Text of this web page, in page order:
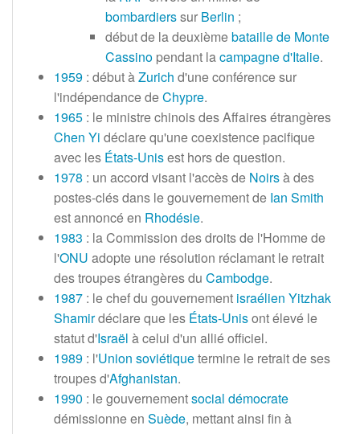
bombardierssur Berlin ;
début de la deuxièmebataille de Monte
Cassino pendant lacampagne d'Italie.
1959 : début àZurich d'une conférence sur
l'indépendance deChypre.
1965 : le ministre chinois des Affaires étrangères
Chen Yi déclare qu'une coexistence pacifique
avec les États-Unisest hors de question.
1978 : un accord visant l'accès de Noirsà des
postes-clés dans le gouvernement de Ian Smith
est annoncé en Rhodésie.
1983 : la Commission des droits de l'Homme de
l'ONU adopte une résolution réclamant le retrait
des troupes étrangères du Cambodge.
1987 : le chef du gouvernement israélien Yitzhak
Shamirdéclare que les États-Unisont élevé le
statut d'Israël à celui d'un allié officiel.
1989 : l'Union soviétiquetermine le retrait de ses
troupes d'Afghanistan.
1990 : le gouvernementsocial démocrate
démissionne en Suède, mettant ainsi fin à